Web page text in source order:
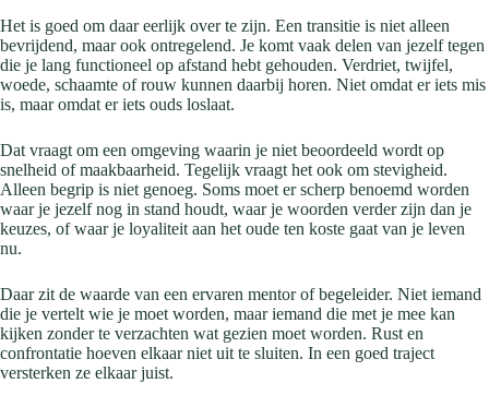
Het is goed om daar eerlijk over te zijn. Een transitie is niet alleen
bevrijdend, maar ook ontregelend. Je komt vaak delen van jezelf tegen
die je lang functioneel op afstand hebt gehouden. Verdriet, twijfel,
woede, schaamte of rouw kunnen daarbij horen. Niet omdat er iets mis
is, maar omdat er iets ouds loslaat.
Dat vraagt om een omgeving waarin je niet beoordeeld wordt op
snelheid of maakbaarheid. Tegelijk vraagt het ook om stevigheid.
Alleen begrip is niet genoeg. Soms moet er scherp benoemd worden
waar je jezelf nog in stand houdt, waar je woorden verder zijn dan je
keuzes, of waar je loyaliteit aan het oude ten koste gaat van je leven
nu.
Daar zit de waarde van een ervaren mentor of begeleider. Niet iemand
die je vertelt wie je moet worden, maar iemand die met je mee kan
kijken zonder te verzachten wat gezien moet worden. Rust en
confrontatie hoeven elkaar niet uit te sluiten. In een goed traject
versterken ze elkaar juist.